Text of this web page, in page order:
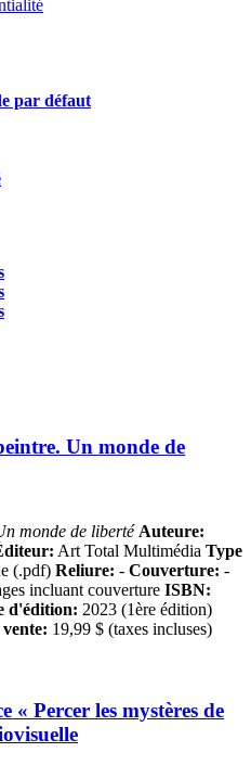
par défaut
Un monde de
monde de liberté Auteure:
Art Total Multimédia Type
(.pdf) Reliure: - Couverture: -
incluant couverture ISBN:
d'édition: 2023 (1ère édition)
19,99 $ (taxes incluses)
« Percer les mystères de